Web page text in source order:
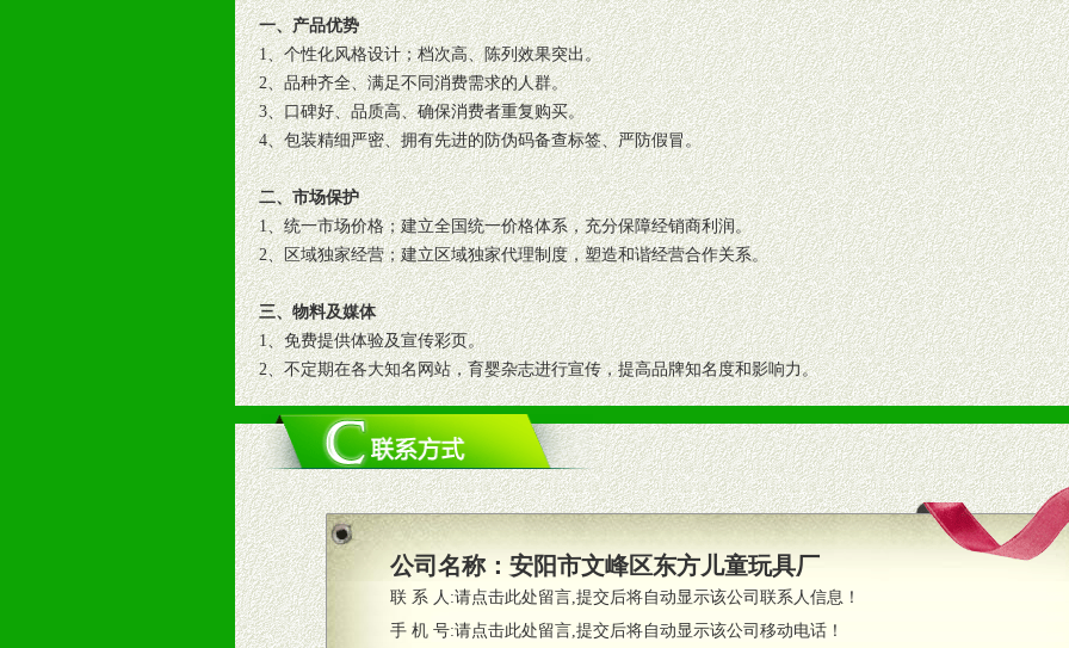
一、产品优势
1、个性化风格设计；档次高、陈列效果突出。
2、品种齐全、满足不同消费需求的人群。
3、口碑好、品质高、确保消费者重复购买。
4、包装精细严密、拥有先进的防伪码备查标签、严防假冒。
二、市场保护
1、统一市场价格；建立全国统一价格体系，充分保障经销商利润。
2、区域独家经营；建立区域独家代理制度，塑造和谐经营合作关系。
三、物料及媒体
1、免费提供体验及宣传彩页。
2、不定期在各大知名网站，育婴杂志进行宣传，提高品牌知名度和影响力。
3、根据地方实际情况提供销售喷绘画、促销架等销售道具。
四、市场操作及支持
1、根据区域市场协助制定具体营销策略。
2、根据具体情况公司给予必要市场支持。
3、根据市场需要，派驻区域销售人员全程跟踪服务，以确保产品顺利销售。
4、根据市场情况公司给予专职或兼职的业务代表及终端导购支持。
五、退换货制度
公司名称： 安阳市文峰区东方儿童玩具厂
联 系 人:请点击此处留言,提交后将自动显示该公司联系人信息！
手 机 号:请点击此处留言,提交后将自动显示该公司移动电话！